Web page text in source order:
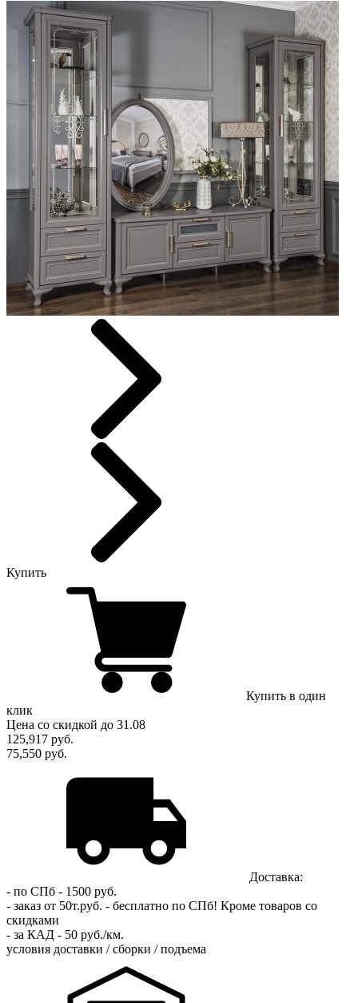
Купить
Купить в один
клик
Цена со скидкой до 31.08
125,917 руб.
75,550 руб.
Доставка:
- по СПб - 1500 руб.
- заказ от 50т.руб. - бесплатно по СПб! Кроме товаров со
скидками
- за КАД - 50 руб./км.
условия доставки / сборки / подъема